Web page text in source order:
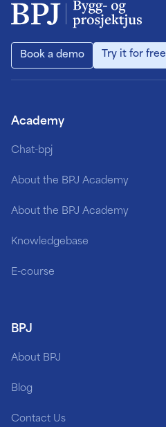
Book a demo Try it for free
Academy
Chat-bpj
About the BPJ Academy
About the BPJ Academy
Knowledgebase
E-course
BPJ
About BPJ
Blog
Contact Us